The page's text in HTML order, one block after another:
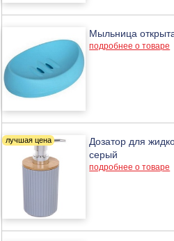
Мыльница
подробнее о товаре
Дозатор для
серый
подробнее о товаре